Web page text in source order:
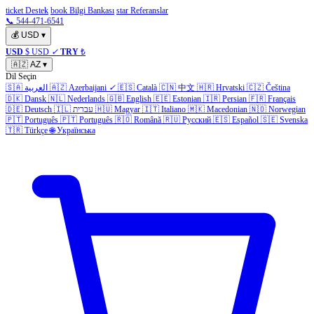
ticket Destek book Bilgi Bankası star Referanslar
📞 544-471-6541
💰 USD ▾
USD $ USD ✓ TRY ₺
🇦🇿 AZ ▾
Dil Seçin
🇸🇦 العربية 🇦🇿 Azerbaijani ✓ 🇪🇸 Català 🇨🇳 中文 🇭🇷 Hrvatski 🇨🇿 Čeština
🇩🇰 Dansk 🇳🇱 Nederlands 🇬🇧 English 🇪🇪 Estonian 🇮🇷 Persian 🇫🇷 Français
🇩🇪 Deutsch 🇮🇱 עברית 🇭🇺 Magyar 🇮🇹 Italiano 🇲🇰 Macedonian 🇳🇴 Norwegian
🇵🇹 Português 🇵🇹 Português 🇷🇴 Română 🇷🇺 Русский 🇪🇸 Español 🇸🇪 Svenska
🇹🇷 Türkçe 🌐 Українська